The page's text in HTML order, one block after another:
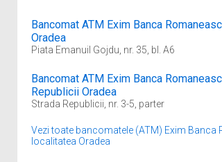
Bancomat ATM Exim Banca
Oradea
Piata Emanuil Gojdu, nr. 35, bl. A6
Bancomat ATM Exim Banca
Republicii Oradea
Strada Republicii, nr. 3-5, parter
Vezi toate bancomatele (ATM) Exim Banca
localitatea Oradea